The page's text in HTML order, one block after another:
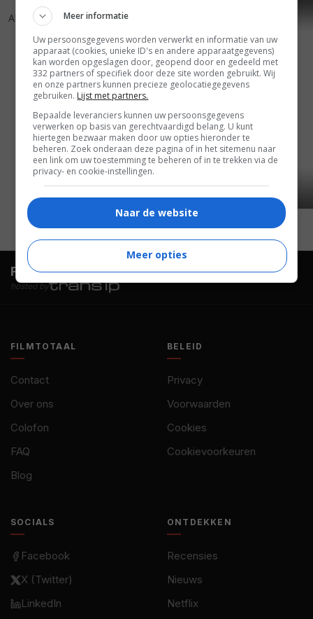
,9
Alexander (2004)
FilmTotaal.Hét online filmoverzicht.
hosted by
FILMTOTAAL
Contact
Over ons
Colofon
FAQ
Blog
BELEID
Privacy
Voorwaarden
Cookies
Cookievoorkeuren
SOCIALS
Facebook
X (Twitter)
LinkedIn
ONTDEKKEN
Recensies
Nieuws
Netflix
Meer informatie
Uw persoonsgegevens worden verwerkt en informatie van uw
apparaat (cookies, unieke ID's en andere apparaatgegevens)
kan worden opgeslagen door, geopend door en gedeeld met
332 partners of specifiek door deze site worden gebruikt. Wij
en onze partners kunnen precieze geolocatiegegevens
gebruiken. Lijst met partners.
Bepaalde leveranciers kunnen uw persoonsgegevens
verwerken op basis van gerechtvaardigd belang. U kunt
hiertegen bezwaar maken door uw opties hieronder te
beheren. Zoek onderaan deze pagina of in het sitemenu naar
een link om uw toestemming te beheren of in te trekken via de
privacy- en cookie-instellingen.
Naar de website
Meer opties